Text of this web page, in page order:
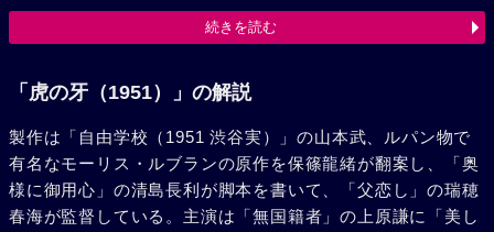
は怪盗ルパンの異名のある侠盗であった。彼は真犯人を捕ら
えようとして、須田の逃亡を助けた園富美子の信州の別荘ま
人の残したと思われる紙片に書かれた堀川邸の爆破の時間の
告した。そして結局、マリ子夫人と須田とを陥れるために、
堀川自身が筋書きをかいて自らも自殺したことが明らかにな
った。有阪は事件の解決と共にまた何処ともなく姿を消して
しまった。
続きを読む
「虎の牙（1951）」の解説
製作は「自由学校（1951 渋谷実）」の山本武、ルパン物で
有名なモーリス・ルブランの原作を保篠龍緒が翻案し、「奥
様に御用心」の清島長利が脚本を書いて、「父恋し」の瑞穂
春海が監督している。主演は「無国籍者」の上原謙に「美し